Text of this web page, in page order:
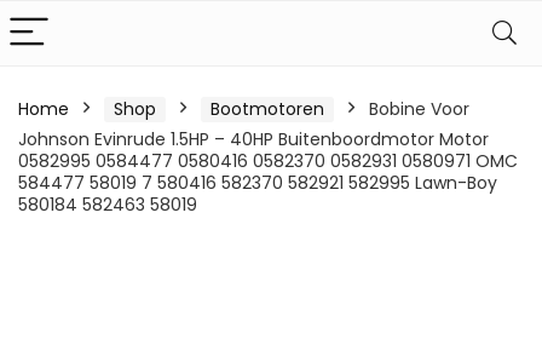
Home Shop Bootmotoren
Bobine Voor
Johnson Evinrude 1.5HP – 40HP Buitenboordmotor Motor
0582995 0584477 0580416 0582370 0582931 0580971 OMC
584477 58019 7 580416 582370 582921 582995 Lawn-Boy
580184 582463 58019